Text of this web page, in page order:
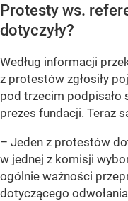
Protesty ws.
dotyczyły?
Według informacji
z protestów zgłosiły
pod trzecim podpisało
prezes fundacji. Teraz
– Jeden z protestów
w jednej z komisji
ogólnie ważności
dotyczącego